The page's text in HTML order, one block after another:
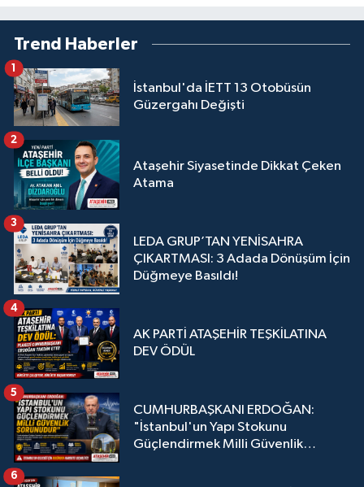
Trend Haberler
İstanbul'da İETT 13 Otobüsün
Güzergahı Değişti
1
Ataşehir Siyasetinde Dikkat Çeken
Atama
2
LEDA GRUP’TAN YENİSAHRA
ÇIKARTMASI: 3 Adada Dönüşüm İçin
Düğmeye Basıldı!
3
AK PARTİ ATAŞEHİR TEŞKİLATINA
DEV ÖDÜL
4
CUMHURBAŞKANI ERDOĞAN:
"İstanbul'un Yapı Stokunu
Güçlendirmek Milli Güvenlik
5
6